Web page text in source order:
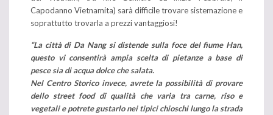
Capodanno Vietnamita) sarà difficile trovare sistemazione e
soprattutto trovarla a prezzi vantaggiosi!
“La città di Da Nang si distende sulla foce del fiume Han,
questo vi consentirà ampia scelta di pietanze a base di
pesce sia di acqua dolce che salata.
Nel Centro Storico invece, avrete la possibilità di provare
dello street food di qualità che varia tra carne, riso e
vegetali e potrete gustarlo nei tipici chioschi lungo la strada